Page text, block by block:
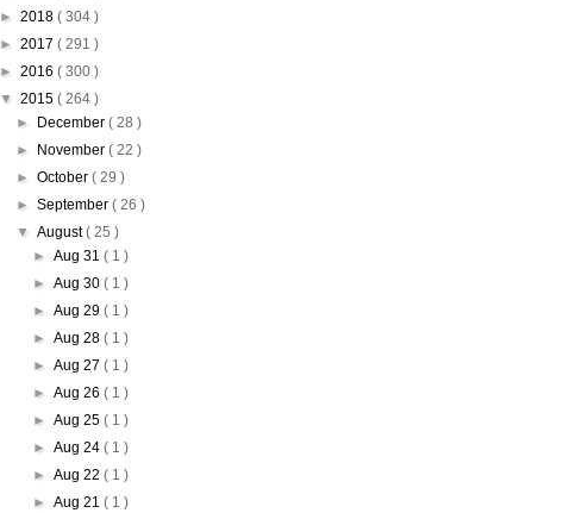
► 2018 ( 304 )
► 2017 ( 291 )
► 2016 ( 300 )
▼ 2015 ( 264 )
►
December ( 28 )
►
November ( 22 )
► October ( 29 )
► September ( 26 )
▼ August( 25 )
►Aug 31( 1 )
►Aug 30( 1 )
►Aug 29( 1 )
►Aug 28( 1 )
►Aug 27( 1 )
►Aug 26( 1 )
►Aug 25( 1 )
►Aug 24( 1 )
►Aug 22( 1 )
►Aug 21( 1 )